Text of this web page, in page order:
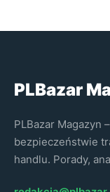
PLBazar
PLBazar Magazyn
bezpieczeństwie
handlu. Porady,